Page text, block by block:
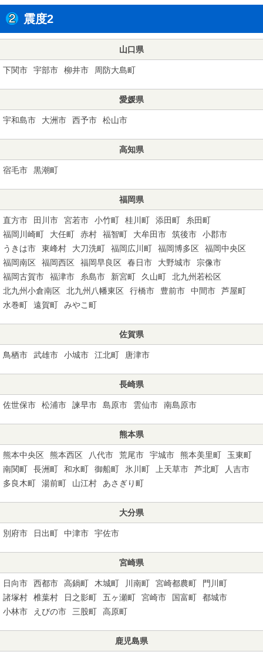
震度2
山口県
下関市 宇部市 柳井市 周防大島町
愛媛県
宇和島市 大洲市 西予市 松山市
高知県
宿毛市 黒潮町
福岡県
直方市 田川市 宮若市 小竹町 桂川町 添田町
糸田町
福岡川崎町
大任町 赤村 福智町 大牟田市 筑後市
小郡市
うきは市
東峰村 大刀洗町 福岡広川町 福岡博多区
福岡中央区
福岡南区
福岡西区 福岡早良区 春日市 大野城市
宗像市
福岡古賀市
福津市 糸島市 新宮町 久山町
北九州若松区
北九州小倉南区
北九州八幡東区 行橋市 豊前市 中間市
芦屋町
水巻町
遠賀町 みやこ町
佐賀県
鳥栖市 武雄市 小城市 江北町 唐津市
長崎県
佐世保市 松浦市 諫早市 島原市 雲仙市 南島原市
熊本県
熊本中央区 熊本西区 八代市 荒尾市 宇城市 熊本美里町
玉東町
南関町
長洲町 和水町 御船町 氷川町 上天草市 芦北町
人吉市
多良木町
湯前町 山江村 あさぎり町
大分県
別府市 日出町 中津市 宇佐市
宮崎県
日向市 西都市 高鍋町 木城町 川南町 宮崎都農町
門川町
諸塚村
椎葉村 日之影町 五ヶ瀬町 宮崎市 国富町
都城市
小林市
えびの市 三股町 高原町
鹿児島県